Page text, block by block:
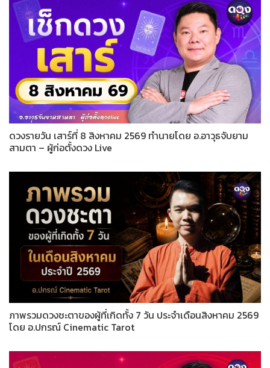
ดวงรายวัน เสาร์ที่ 8 สิงหาคม 2569 ทำนายโดย อ.อาวุธจับยาม
สามตา – ผู้ก่อตั้งดวง Live
ภาพรวมดวงชะตาของผู้ที่เกิดทั้ง 7 วัน ประจำเดือนสิงหาคม 2569
โดย อ.ปกรณ์ Cinematic Tarot